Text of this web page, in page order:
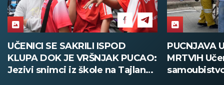
UČENICI SE SAKRILI ISPOD
KLUPA DOK JE VRŠNJAK PUCAO:
Jezivi snimci iz škole na Tajlandu
PUCNJAVA
MRTVIH